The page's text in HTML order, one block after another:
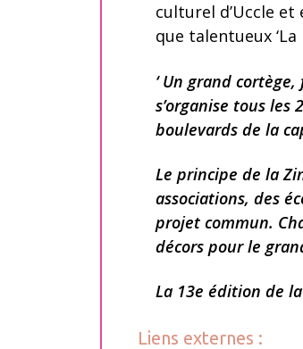
culturel d’Uccle
que talentueux ‘La
‘ Un grand
s’organise tous
boulevards de la
Le principe de la
associations, des
projet commun.
décors pour le
La 13e édition de
Liens externes :